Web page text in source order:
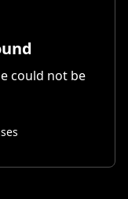
could not be